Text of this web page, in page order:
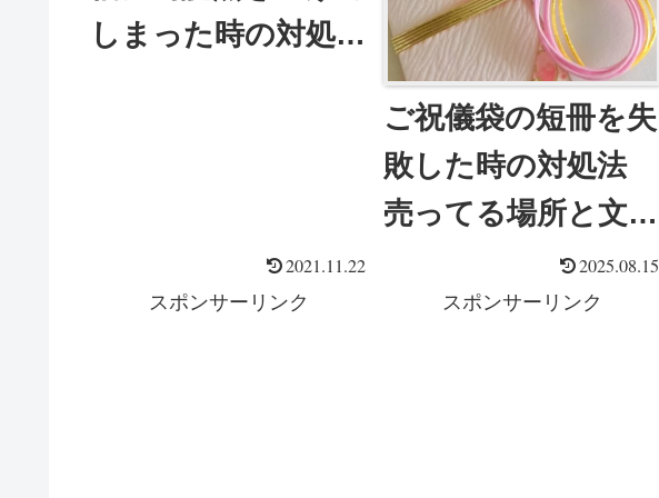
しまった時の対処
2021.11.22
ご祝儀袋の短冊を失
敗した時の対処法
売ってる場所と文字
は何にしたらいい？
2025.08.15
スポンサーリンク スポンサーリンク